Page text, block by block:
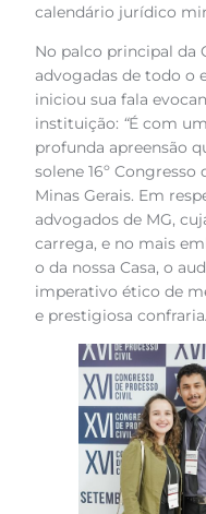
calendário jurídico
No palco principal da
advogadas de todo o
iniciou sua fala
instituição: “É com
profunda apreensão
solene 16º
Minas Gerais. Em
advogados de MG,
carrega, e no mais
o da nossa Casa, o
imperativo ético de
e prestigiosa confraria